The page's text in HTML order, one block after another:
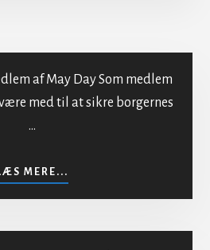
af May Day Som medlem
med til at sikre borgernes
…
MERE...
INDMELDELSE